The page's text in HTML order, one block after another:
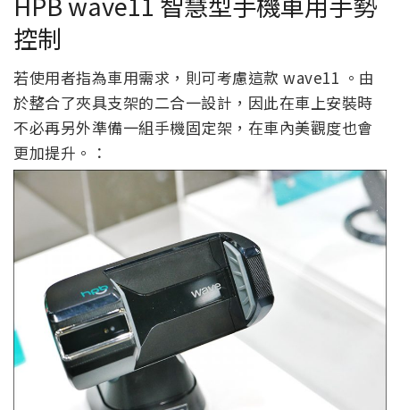
控制
若使用者指為車用需求，則可考慮這款 wave11 。由
於整合了夾具支架的二合一設計，因此在車上安裝時
不必再另外準備一組手機固定架，在車內美觀度也會
更加提升。：